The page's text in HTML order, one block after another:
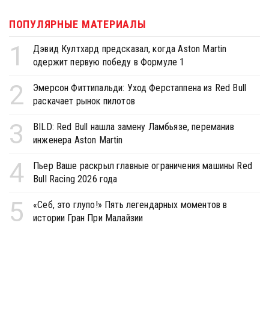
ПОПУЛЯРНЫЕ МАТЕРИАЛЫ
1
Дэвид Култхард предсказал, когда Aston Martin
одержит первую победу в Формуле 1
2
Эмерсон Фиттипальди: Уход Ферстаппена из Red Bull
раскачает рынок пилотов
3
BILD: Red Bull нашла замену Ламбьязе, переманив
инженера Aston Martin
4
Пьер Ваше раскрыл главные ограничения машины Red
Bull Racing 2026 года
5
«Себ, это глупо!» Пять легендарных моментов в
истории Гран При Малайзии